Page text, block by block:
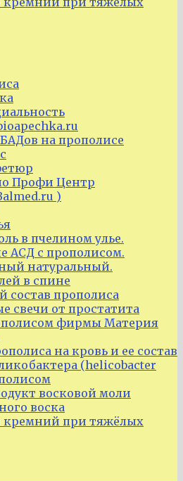
на прополисе
Профи Центр
)
в пчелином улье.
АСД с прополисом.
натуральный.
в спине
состав прополиса
свечи от простатита
фирмы Материя
на кровь и ее состав
(helicobacter
восковой моли
воска
кремний при тяжёлых